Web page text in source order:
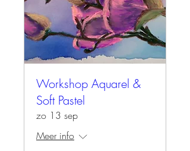
Workshop Aquarel &
Soft Pastel
zo 13 sep
Meer info